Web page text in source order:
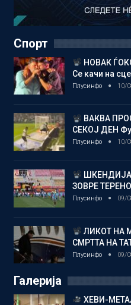
Спорт
НОВАК
Се качи на
Плусинфо 10/
ВАКВА
СЕКОЈ ДЕН
Плусинфо 10/
ЗОВРЕ
Плусинфо 09/
ЛИКОТ НА
СМРТТА НА
Плусинфо 09/
Галерија
ХЕВИ-